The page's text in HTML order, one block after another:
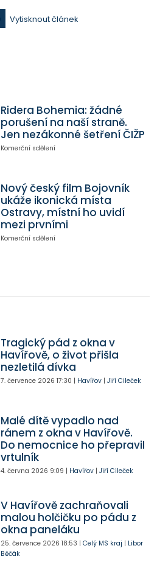
Vytisknout článek
Ridera Bohemia: žádné
porušení na naší straně.
Jen nezákonné šetření ČIŽP
Komerční sdělení
Nový český film Bojovník
ukáže ikonická místa
Ostravy, místní ho uvidí
mezi prvními
Komerční sdělení
Tragický pád z okna v
Havířově, o život přišla
nezletilá dívka
7. července 2026 17:30 | Havířov| Jiří Cileček
Malé dítě vypadlo nad
ránem z okna v Havířově.
Do nemocnice ho přepravil
vrtulník
4. června 2026 9:09 | Havířov| Jiří Cileček
V Havířově zachraňovali
malou holčičku po pádu z
okna paneláku
25. července 2026 18:53 | Celý MS kraj | Libor
Běčák